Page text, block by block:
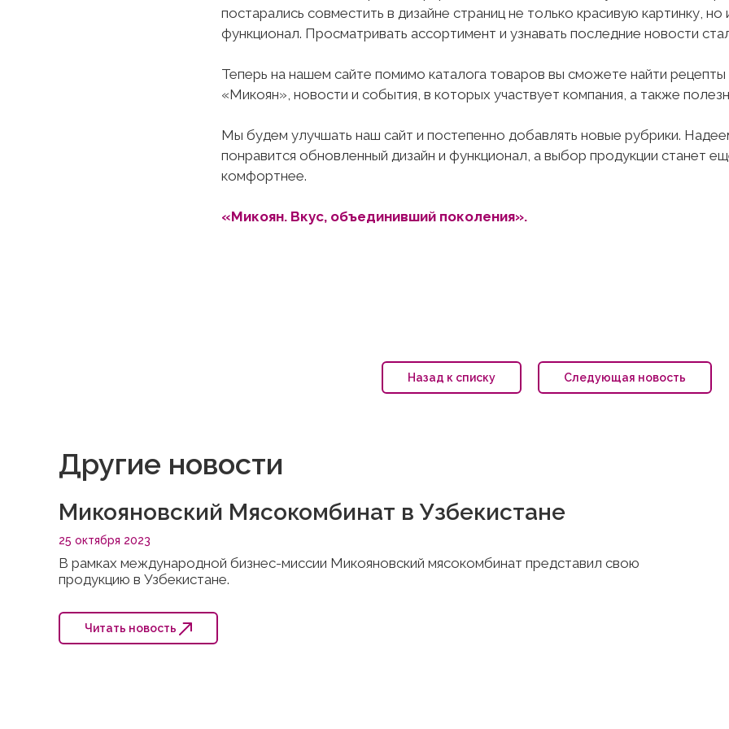
постарались совместить в дизайне страниц не только красивую картинку, но
функционал. Просматривать ассортимент и узнавать последние новости
Теперь на нашем сайте помимо каталога товаров вы сможете найти
«Микоян», новости и события, в которых участвует компания, а также
Мы будем улучшать наш сайт и постепенно добавлять новые рубрики.
понравится обновленный дизайн и функционал, а выбор продукции станет
комфортнее.
«Микоян. Вкус, объединивший поколения».
Назад к списку Следующая новость
Другие новости
Микояновский Мясокомбинат в Узбекистане
25 октября 2023
В рамках международной бизнес-миссии Микояновский мясокомбинат представил свою
продукцию в Узбекистане.
Читать новость